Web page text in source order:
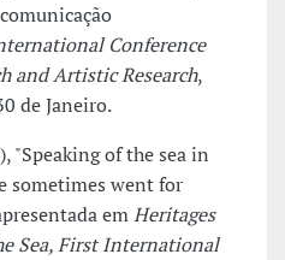
Conference
and Artistic Research,
de Janeiro.
"Speaking of the sea in
sometimes went for
emHeritages
Sea, First International